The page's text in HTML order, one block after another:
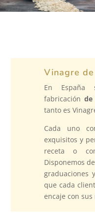
Vinagre
En España
fabricación
tanto es
Cada uno
exquisitos y
receta o
Disponemos
graduaciones
que cada
encaje con sus